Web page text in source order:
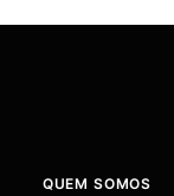
QUEM SOMOS